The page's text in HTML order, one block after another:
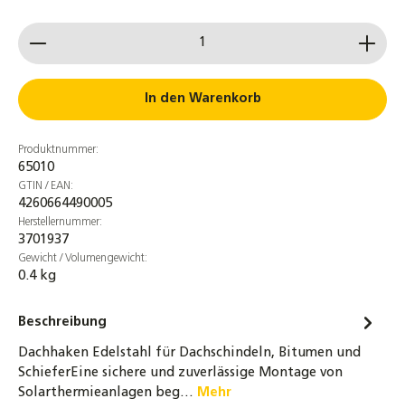
Nutensteine M8 Nut8 einschwenkbar
Sechskantschraube Edelstahl A2-70 DIN 933
M10x25 Vollgewinde
4,00 €
Unterlegscheibe Edelstahl A2 DIN 9021 10,5
für M10 Ø 30mm
Flanschmutter M10 Sperrverzahnung A2
Edelstahl DIN6923
3,00 €
Produkt Anzahl: Gib den gewünschten Wert ein
In den Warenkorb
Produktnummer:
65010
GTIN / EAN:
4260664490005
Herstellernummer:
3701937
Gewicht / Volumengewicht:
0.4 kg
Beschreibung
Dachhaken Edelstahl für Dachschindeln, Bitumen und
SchieferEine sichere und zuverlässige Montage von
Solarthermieanlagen beg… Mehr